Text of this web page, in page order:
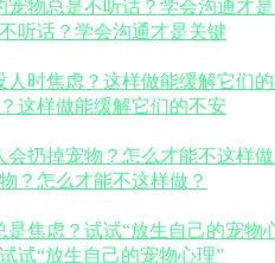
听话？学会沟通才是关键
这样做能缓解它们的不安
？怎么才能不这样做？
试“放生自己的宠物心理”